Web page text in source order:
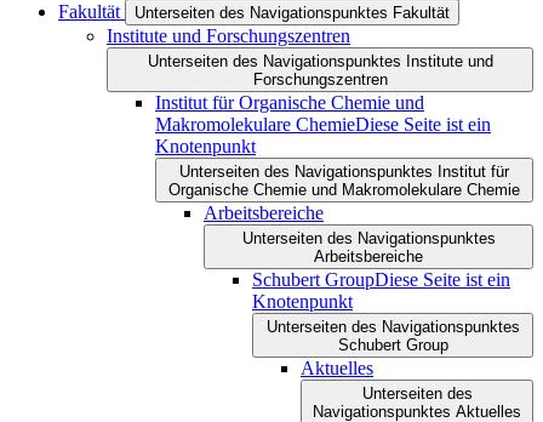
Fakultät Unterseiten des Navigationspunktes Fakultät
Institute und Forschungszentren
Unterseiten des Navigationspunktes Institute und
Forschungszentren
Institut für Organische Chemie und
Makromolekulare ChemieDiese Seite ist ein
Knotenpunkt
Unterseiten des Navigationspunktes Institut für
Organische Chemie und Makromolekulare Chemie
Arbeitsbereiche
Unterseiten des Navigationspunktes
Arbeitsbereiche
Schubert GroupDiese Seite ist ein
Knotenpunkt
Unterseiten des Navigationspunktes
Schubert Group
Aktuelles
Unterseiten des
Navigationspunktes Aktuelles